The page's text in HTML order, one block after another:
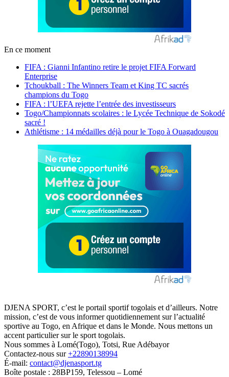
En ce moment
FIFA : Gianni Infantino retire le projet FIFA Forward
Enterprise
Tchoukball : The Winners Team et King TC sacrés
champions du Togo
FIFA : l’UEFA rejette l’entrée des investisseurs
Togo/Championnats scolaires : le Lycée Technique de Sokodé
sacré !
Athlétisme : 14 médailles déjà pour le Togo à Ouagadougou
DJENA SPORT, c’est le portail sportif togolais et d’ailleurs. Notre
mission, c’est de vous informer quotidiennement sur l’actualité
sportive au Togo, en Afrique et dans le Monde. Nous mettons un
accent particulier sur le sport togolais.
Nous sommes à Lomé(Togo), Totsi, Rue Adébayor
Contactez-nous sur+22890138994
É-mail: contact@djenasport.tg
Boîte postale : 28BP159, Telessou – Lomé